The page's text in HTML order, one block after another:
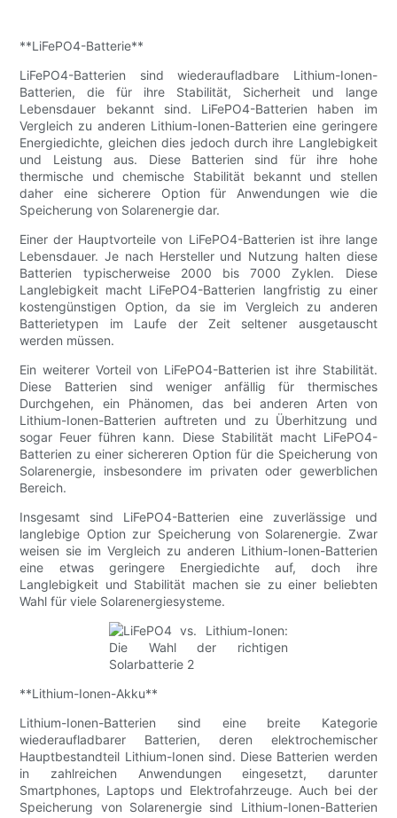
**LiFePO4-Batterie**
LiFePO4-Batterien sind wiederaufladbare Lithium-Ionen-
Batterien, die für ihre Stabilität, Sicherheit und lange
Lebensdauer bekannt sind. LiFePO4-Batterien haben im
Vergleich zu anderen Lithium-Ionen-Batterien eine geringere
Energiedichte, gleichen dies jedoch durch ihre Langlebigkeit
und Leistung aus. Diese Batterien sind für ihre hohe
thermische und chemische Stabilität bekannt und stellen
daher eine sicherere Option für Anwendungen wie die
Speicherung von Solarenergie dar.
Einer der Hauptvorteile von LiFePO4-Batterien ist ihre lange
Lebensdauer. Je nach Hersteller und Nutzung halten diese
Batterien typischerweise 2000 bis 7000 Zyklen. Diese
Langlebigkeit macht LiFePO4-Batterien langfristig zu einer
kostengünstigen Option, da sie im Vergleich zu anderen
Batterietypen im Laufe der Zeit seltener ausgetauscht
werden müssen.
Ein weiterer Vorteil von LiFePO4-Batterien ist ihre Stabilität.
Diese Batterien sind weniger anfällig für thermisches
Durchgehen, ein Phänomen, das bei anderen Arten von
Lithium-Ionen-Batterien auftreten und zu Überhitzung und
sogar Feuer führen kann. Diese Stabilität macht LiFePO4-
Batterien zu einer sichereren Option für die Speicherung von
Solarenergie, insbesondere im privaten oder gewerblichen
Bereich.
Insgesamt sind LiFePO4-Batterien eine zuverlässige und
langlebige Option zur Speicherung von Solarenergie. Zwar
weisen sie im Vergleich zu anderen Lithium-Ionen-Batterien
eine etwas geringere Energiedichte auf, doch ihre
Langlebigkeit und Stabilität machen sie zu einer beliebten
Wahl für viele Solarenergiesysteme.
**Lithium-Ionen-Akku**
Lithium-Ionen-Batterien sind eine breite Kategorie
wiederaufladbarer Batterien, deren elektrochemischer
Hauptbestandteil Lithium-Ionen sind. Diese Batterien werden
in zahlreichen Anwendungen eingesetzt, darunter
Smartphones, Laptops und Elektrofahrzeuge. Auch bei der
Speicherung von Solarenergie sind Lithium-Ionen-Batterien